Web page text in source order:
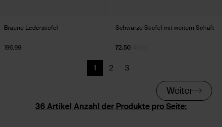
Braune Lederstiefel
196.99
Schwarze Stiefel mit weitem Schaft
72.50
Anzahl der Produkte pro Seite:
Aktuelle Seite
1
Zurück
2
Zurück
3
Weiter